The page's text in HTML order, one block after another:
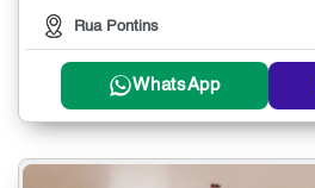
Rua Pontins
WhatsApp